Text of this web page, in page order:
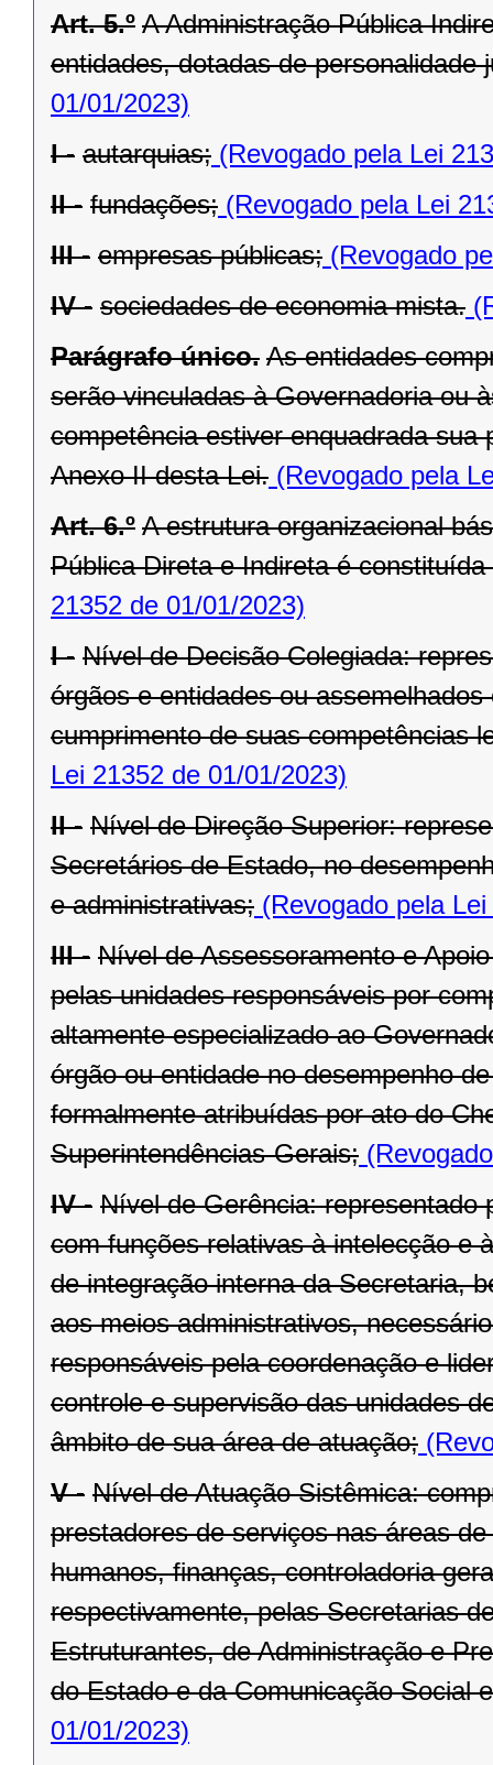
Art. 5.º A Administração Pública
entidades, dotadas de personalidade
01/01/2023)
I - autarquias; (Revogado pela Lei
II - fundações; (Revogado pela Lei
III - empresas públicas; (Revogado
IV - sociedades de economia mista.
Parágrafo único. As entidades
serão vinculadas à Governadoria ou
competência estiver enquadrada
Anexo II desta Lei. (Revogado pela
Art. 6.º A estrutura organizacional
Pública Direta e Indireta é
21352 de 01/01/2023)
I - Nível de Decisão Colegiada:
órgãos e entidades ou
cumprimento de suas competências
Lei 21352 de 01/01/2023)
II - Nível de Direção Superior:
Secretários de Estado, no
e administrativas; (Revogado pela
III - Nível de Assessoramento e
pelas unidades responsáveis por
altamente especializado ao
órgão ou entidade no desempenho
formalmente atribuídas por ato do
Superintendências-Gerais;
IV - Nível de Gerência: representado
com funções relativas à intelecção e
de integração interna da Secretaria,
aos meios administrativos,
responsáveis pela coordenação e
controle e supervisão das unidades
âmbito de sua área de atuação;
V - Nível de Atuação Sistêmica:
prestadores de serviços nas áreas
humanos, finanças, controladoria
respectivamente, pelas Secretarias
Estruturantes, de Administração e
do Estado e da Comunicação Social
01/01/2023)